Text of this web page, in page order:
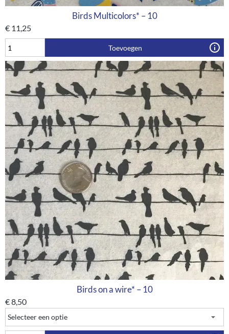
Birds Multicolors* – 10
€ 11,25
Toevoegen
Birds on a wire* – 10
€8,50